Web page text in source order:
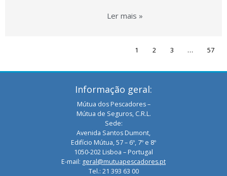
Ler mais »
1 2 3 … 57
Informação geral:
Mútua dos Pescadores –
Mútua de Seguros, C.R.L.
Sede:
Avenida Santos Dumont,
Edifício Mútua, 57 – 6º, 7º e 8º
1050-202 Lisboa – Portugal
E-mail: geral@mutuapescadores.pt
Tel.: 21 393 63 00